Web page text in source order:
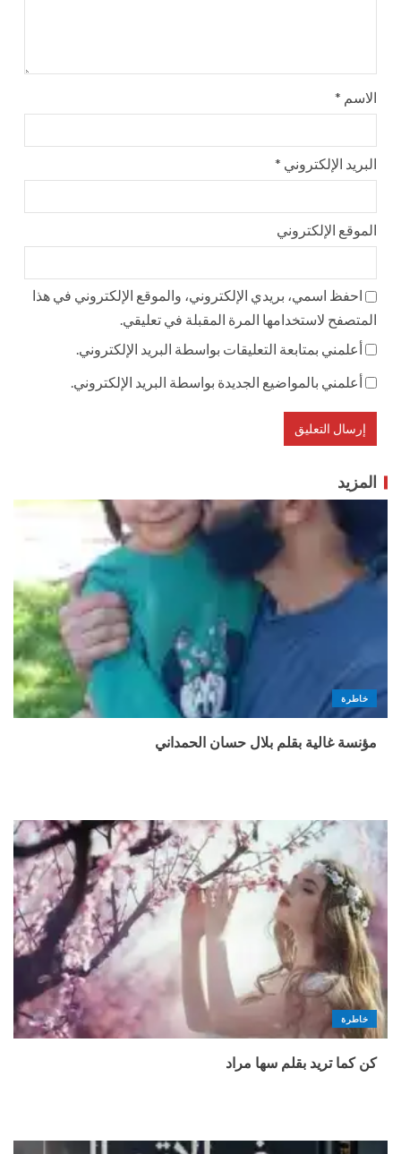
الاسم *
البريد الإلكتروني *
الموقع الإلكتروني
احفظ اسمي، بريدي الإلكتروني، والموقع الإلكتروني في هذا
المتصفح لاستخدامها المرة المقبلة في تعليقي.
أعلمني بمتابعة التعليقات بواسطة البريد الإلكتروني.
أعلمني بالمواضيع الجديدة بواسطة البريد الإلكتروني.
المزيد
خاطرة
مؤنسة غالية بقلم بلال حسان الحمداني
خاطرة
كن كما تريد بقلم سها مراد